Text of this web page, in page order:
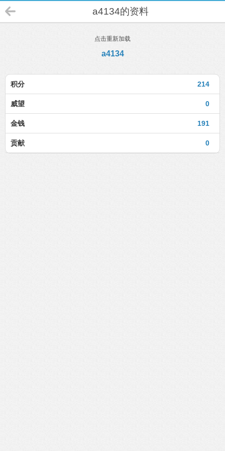
a4134的资料
点击重新加载
a4134
214
积分
0
威望
191
金钱
0
贡献